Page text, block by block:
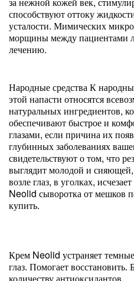
способствуют оттоку
усталости. Мимических
морщины между пациентами
лечению.
Народные средства К
этой напасти относятся
натуральных ингредиентов,
обеспечивают быстрое и
глазами, если причина их
глубинных заболеваниях
свидетельствуют о том, что
выглядит молодой и
возле глаз, в уголках,
Neolid сыворотка от мешков
купить.
Крем Neolid устраняет
глаз. Помогает восстановить.